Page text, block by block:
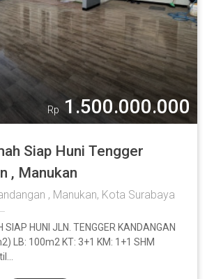
Rp 1.500.000.000
Siap Huni Tengger
, Manukan
, Manukan, Kota Surabaya
SIAP HUNI JLN. TENGGER KANDANGAN
LB: 100m2 KT: 3+1 KM: 1+1 SHM